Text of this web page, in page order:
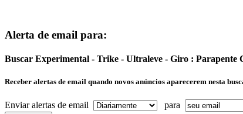
Alerta de email para:
Buscar Experimental - Trike - Ultraleve - Giro :
Receber alertas de email quando novos anúncios aparecerem nesta
Enviar alertas de email para